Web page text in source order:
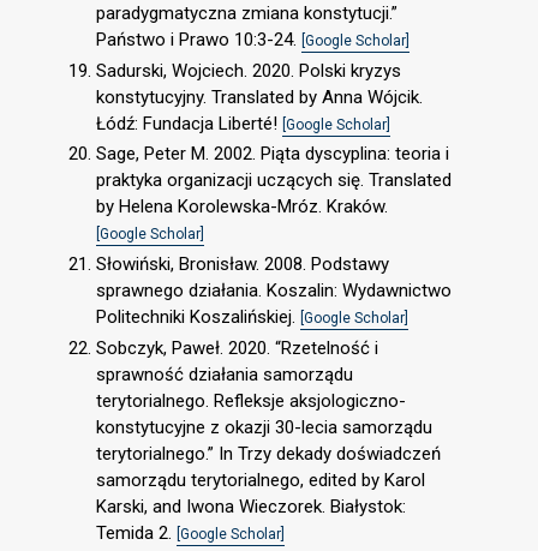
paradygmatyczna zmiana konstytucji.”
Państwo i Prawo 10:3-24. [Google Scholar]
Sadurski, Wojciech. 2020. Polski kryzys
konstytucyjny. Translated by Anna Wójcik.
Łódź: Fundacja Liberté! [Google Scholar]
Sage, Peter M. 2002. Piąta dyscyplina: teoria i
praktyka organizacji uczących się. Translated
by Helena Korolewska-Mróz. Kraków.
[Google Scholar]
Słowiński, Bronisław. 2008. Podstawy
sprawnego działania. Koszalin: Wydawnictwo
Politechniki Koszalińskiej. [Google Scholar]
Sobczyk, Paweł. 2020. “Rzetelność i
sprawność działania samorządu
terytorialnego. Refleksje aksjologiczno-
konstytucyjne z okazji 30-lecia samorządu
terytorialnego.” In Trzy dekady doświadczeń
samorządu terytorialnego, edited by Karol
Karski, and Iwona Wieczorek. Białystok:
Temida 2. [Google Scholar]